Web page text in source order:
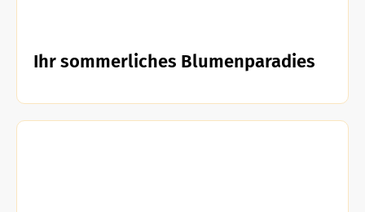
Ihr sommerliches Blumenparadies